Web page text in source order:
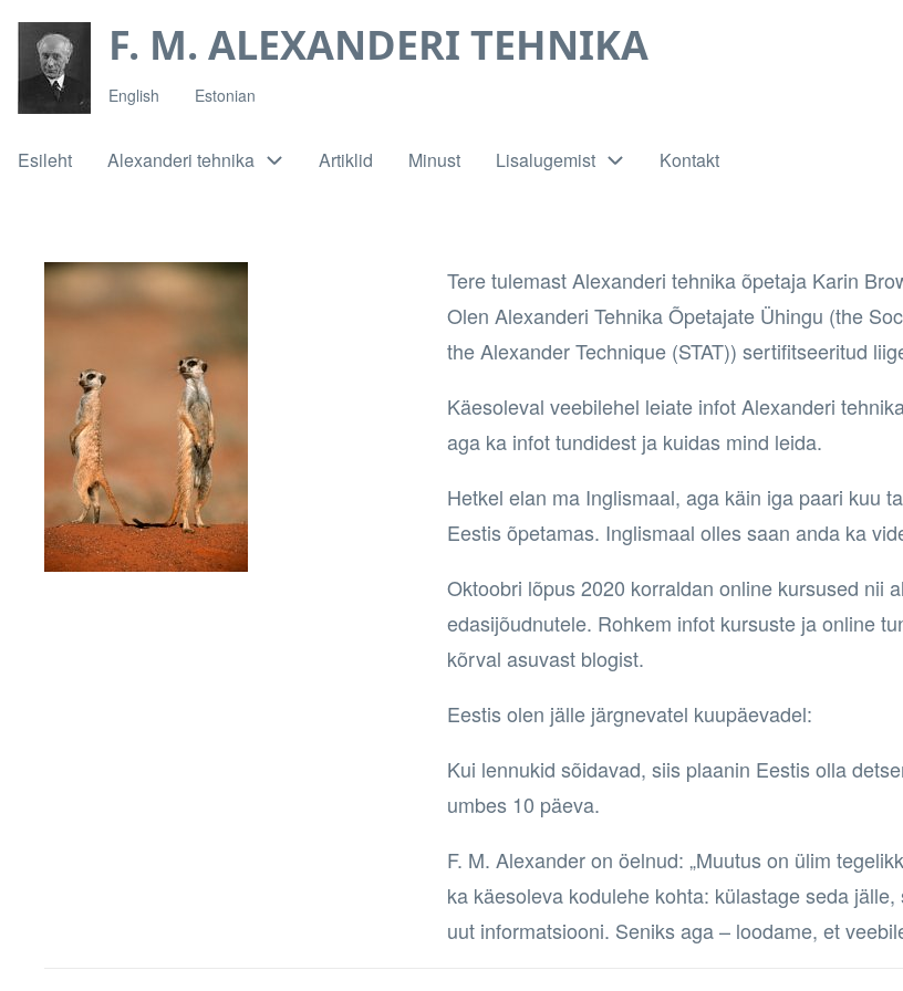
Liigu
edasi
põhisisu
juurde
F. M. ALEXANDERI TEHNIKA
English Estonian
Main
Esileht Alexanderi tehnika Artiklid Minust Lisalugemist Kontakt
Tere tulemast Alexanderi tehnika õpetaja Karin
Olen Alexanderi Tehnika Õpetajate Ühingu (the
the Alexander Technique (STAT)) sertifitseeritud
Käesoleval veebilehel leiate infotAlexanderi
aga ka infot tundidest ja kuidas mind leida.
Hetkel elan ma Inglismaal, aga käin iga paari kuu
Eestis õpetamas. Inglismaal olles saan anda ka
Oktoobri lõpus 2020 korraldan online kursused nii
edasijõudnutele. Rohkem infot kursuste ja online
kõrval asuvast blogist.
Eestis olen jälle järgnevatel kuupäevadel:
Kui lennukid sõidavad, siis plaanin Eestis olla
umbes 10 päeva.
F. M. Alexanderon öelnud: „Muutus on ülim
ka käesoleva kodulehe kohta: külastage seda
uut informatsiooni. Seniks aga – loodame, et